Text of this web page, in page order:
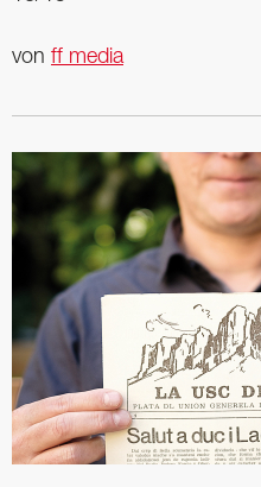
von ff media